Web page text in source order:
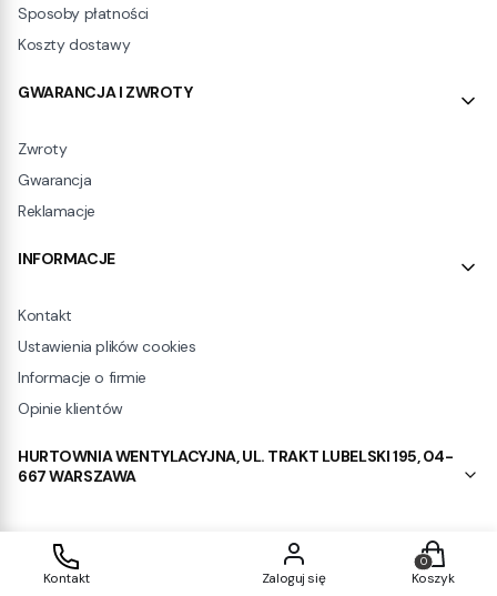
Sposoby płatności
Koszty dostawy
GWARANCJA I ZWROTY
Zwroty
Gwarancja
Reklamacje
INFORMACJE
Kontakt
Ustawienia plików cookies
Informacje o firmie
Opinie klientów
HURTOWNIA WENTYLACYJNA, UL. TRAKT LUBELSKI 195, 04-
667 WARSZAWA
Shoper.pl
Kontakt Zaloguj się
Produkty
Koszyk